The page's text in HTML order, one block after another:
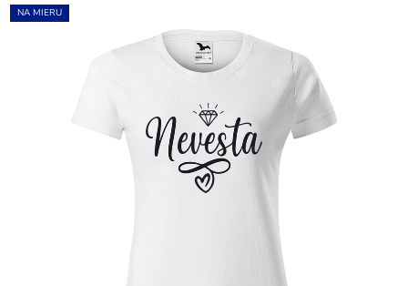
NA MIERU